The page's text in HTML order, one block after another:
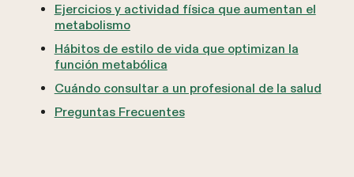
Ejercicios y actividad física que aumentan el
metabolismo
Hábitos de estilo de vida que optimizan la
función metabólica
Cuándo consultar a un profesional de la salud
Preguntas Frecuentes